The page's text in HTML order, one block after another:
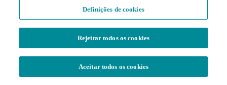
Definições de cookies
Rejeitar todos os cookies
Aceitar todos os cookies